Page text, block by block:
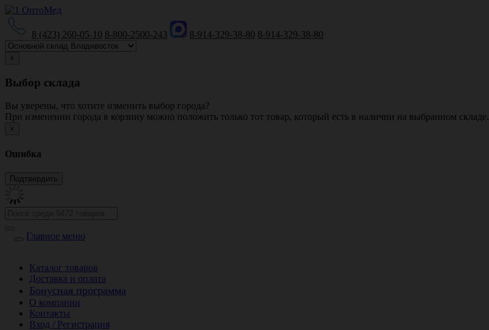
8 (423) 260-05-10 8-800-2500-243 8-914-329-38-80 8-914-329-38-80
×
Выбор склада
Вы уверены, что хотите изменить выбор города?
При изменении города в корзину можно положить только тот товар, который есть в наличии на выбранном складе.
×
Ошибка
Главное меню
Каталог товаров
Доставка и оплата
Бонусная программа
О компании
Контакты
Вход / Регистрация